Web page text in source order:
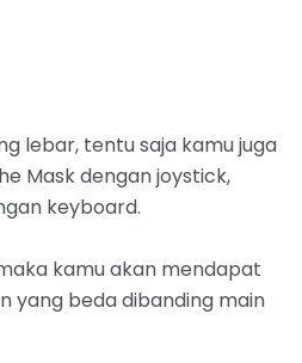
lebar, tentu saja kamu juga
Mask dengan joystick,
keyboard.
kamu akan mendapat
yang beda dibanding main